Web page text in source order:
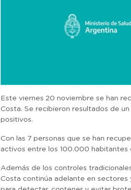
Este viernes 20 noviembre se han
Costa. Se recibieron resultados de
positivos.
Con las 7 personas que se han
activos entre los 100.000 habitantes
Además de los controles
Costa continúa adelante en